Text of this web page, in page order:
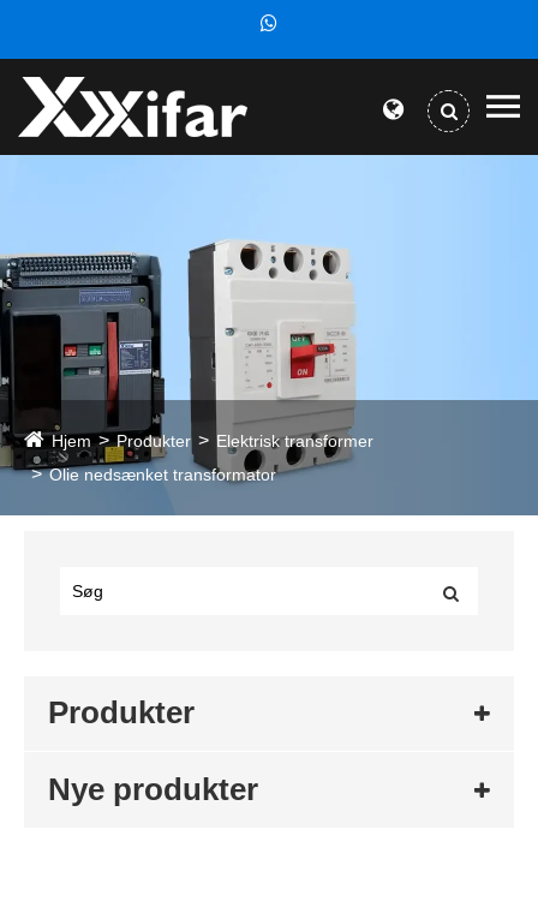
Hjem Produkter
Elektrisk transformer
Olie nedsænket transformator
Produkter
Nye produkter